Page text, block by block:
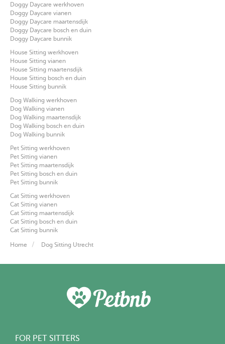
Doggy Daycare werkhoven
Doggy Daycare vianen
Doggy Daycare maartensdijk
Doggy Daycare bosch en duin
Doggy Daycare bunnik
House Sitting werkhoven
House Sitting vianen
House Sitting maartensdijk
House Sitting bosch en duin
House Sitting bunnik
Dog Walking werkhoven
Dog Walking vianen
Dog Walking maartensdijk
Dog Walking bosch en duin
Dog Walking bunnik
Pet Sitting werkhoven
Pet Sitting vianen
Pet Sitting maartensdijk
Pet Sitting bosch en duin
Pet Sitting bunnik
Cat Sitting werkhoven
Cat Sitting vianen
Cat Sitting maartensdijk
Cat Sitting bosch en duin
Cat Sitting bunnik
Home Dog Sitting Utrecht
FOR PET SITTERS